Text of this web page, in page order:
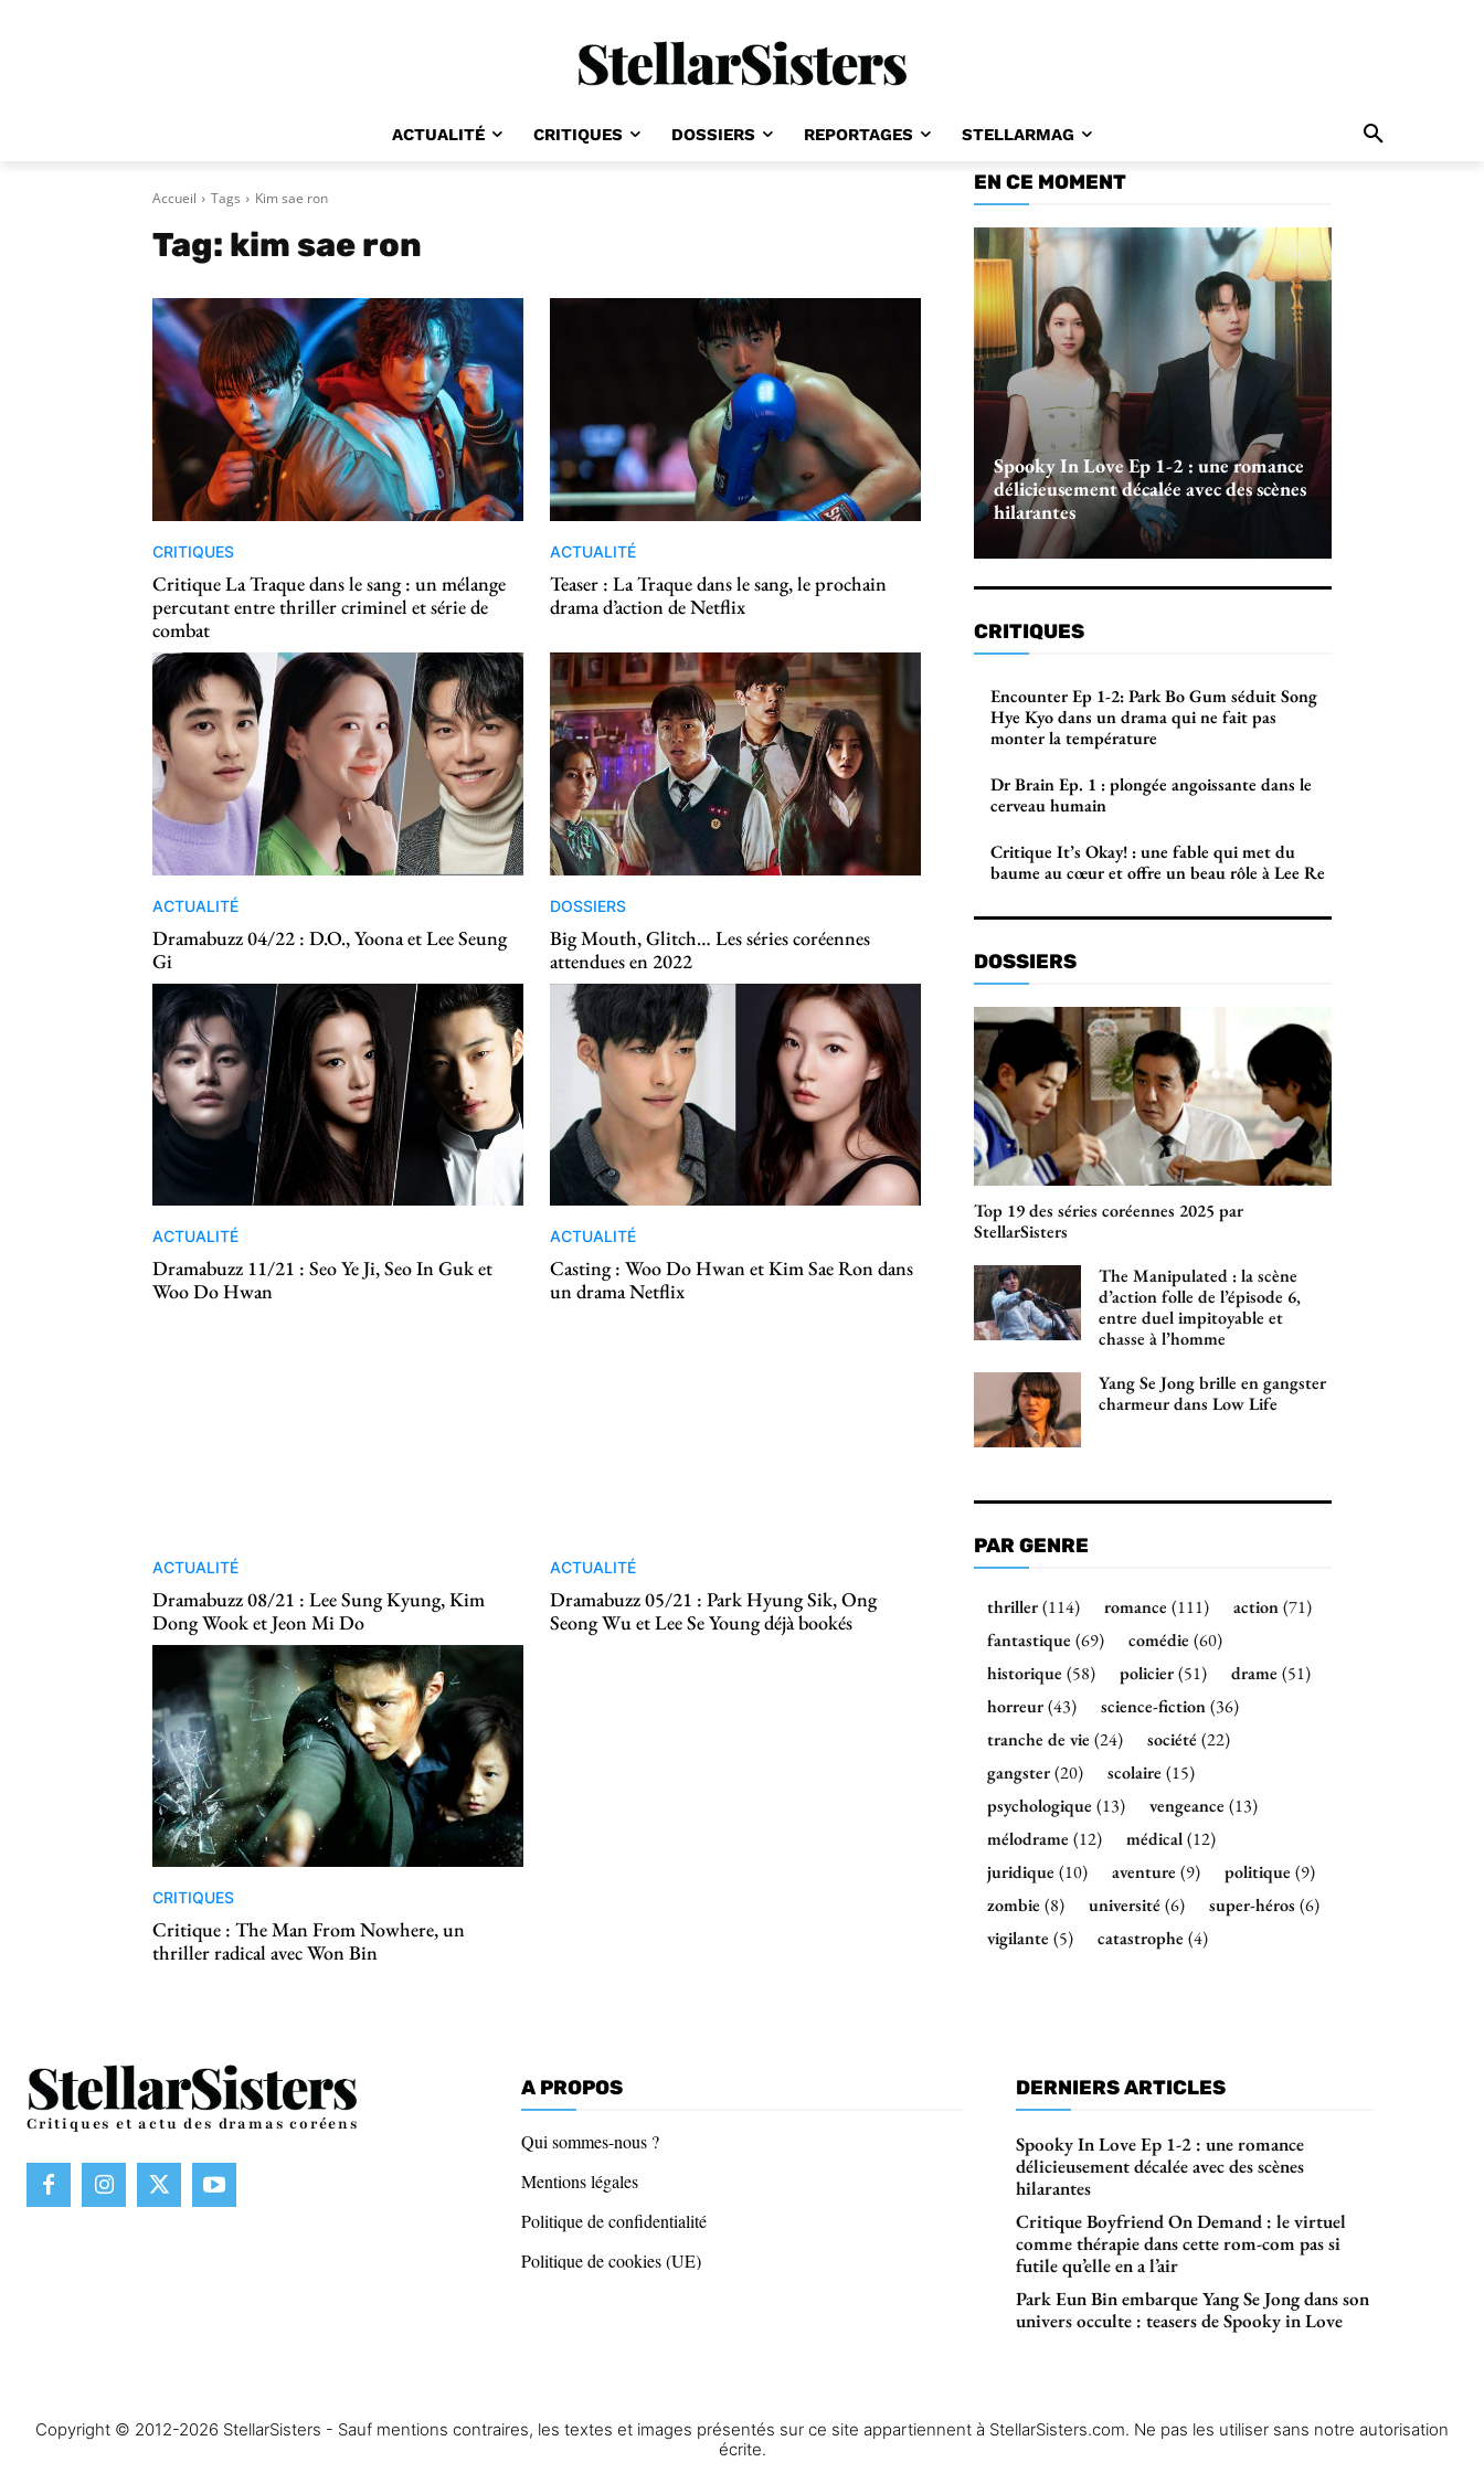
ACTUALITÉ CRITIQUES DOSSIERS REPORTAGES STELLARMAG
Accueil Tags Kim sae ron
Tag: kim sae ron
CRITIQUES
Critique La Traque dans le sang : un mélange
percutant entre thriller criminel et série de
combat
ACTUALITÉ
Teaser : La Traque dans le sang, le prochain
drama d’action de Netflix
ACTUALITÉ
Dramabuzz 04/22 : D.O., Yoona et Lee Seung
Gi
DOSSIERS
Big Mouth, Glitch… Les séries coréennes
attendues en 2022
ACTUALITÉ
Dramabuzz 11/21 : Seo Ye Ji, Seo In Guk et
Woo Do Hwan
ACTUALITÉ
Casting : Woo Do Hwan et Kim Sae Ron dans
un drama Netflix
ACTUALITÉ
Dramabuzz 08/21 : Lee Sung Kyung, Kim
Dong Wook et Jeon Mi Do
ACTUALITÉ
Dramabuzz 05/21 : Park Hyung Sik, Ong
Seong Wu et Lee Se Young déjà bookés
CRITIQUES
Critique : The Man From Nowhere, un
thriller radical avec Won Bin
EN CE MOMENT
Spooky In Love Ep 1-2 : une romance
délicieusement décalée avec des scènes
hilarantes
CRITIQUES
Encounter Ep 1-2: Park Bo Gum séduit Song
Hye Kyo dans un drama qui ne fait pas
monter la température
Dr Brain Ep. 1 : plongée angoissante dans le
cerveau humain
Critique It’s Okay! : une fable qui met du
baume au cœur et offre un beau rôle à Lee Re
DOSSIERS
Top 19 des séries coréennes 2025 par
StellarSisters
The Manipulated : la scène
d’action folle de l’épisode 6,
entre duel impitoyable et
chasse à l’homme
Yang Se Jong brille en gangster
charmeur dans Low Life
PAR GENRE
thriller(114) romance (111) action(71)
fantastique (69) comédie (60)
historique (58) policier(51) drame (51)
horreur(43) science-fiction(36)
tranche de vie (24) société (22)
gangster(20) scolaire (15)
psychologique (13) vengeance (13)
mélodrame (12) médical(12)
juridique (10) aventure (9) politique (9)
zombie (8) université (6) super-héros (6)
vigilante (5) catastrophe (4)
Critiques et actu des dramas coréens
A PROPOS
Qui sommes-nous ?
Mentions légales
Politique de confidentialité
Politique de cookies (UE)
DERNIERS ARTICLES
Spooky In Love Ep 1-2 : une romance
délicieusement décalée avec des scènes
hilarantes
Critique Boyfriend On Demand : le virtuel
comme thérapie dans cette rom-com pas si
futile qu’elle en a l’air
Park Eun Bin embarque Yang Se Jong dans son
univers occulte : teasers de Spooky in Love
Copyright © 2012-2026 StellarSisters - Sauf mentions contraires, les textes et images présentés sur ce site appartiennent à StellarSisters.com. Ne pas les utiliser sans notre autorisation
écrite.